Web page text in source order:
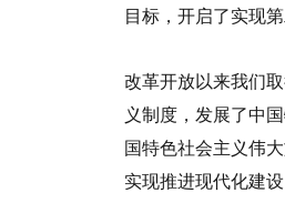
目标，开启了实现
改革开放以来我们
义制度，发展了中
国特色社会主义伟
实现推进现代化建